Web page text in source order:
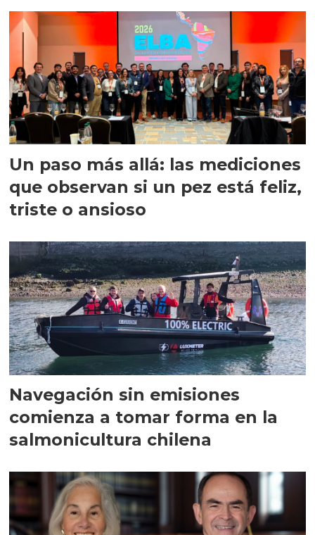
Un paso más allá: las mediciones
que observan si un pez está feliz,
triste o ansioso
Navegación sin emisiones
comienza a tomar forma en la
salmonicultura chilena